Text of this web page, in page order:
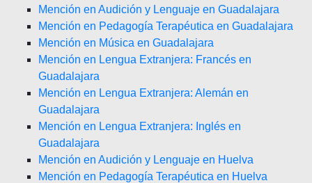
Mención en Audición y Lenguaje en Guadalajara
Mención en Pedagogía Terapéutica en Guadalajara
Mención en Música en Guadalajara
Mención en Lengua Extranjera: Francés en
Guadalajara
Mención en Lengua Extranjera: Alemán en
Guadalajara
Mención en Lengua Extranjera: Inglés en
Guadalajara
Mención en Audición y Lenguaje en Huelva
Mención en Pedagogía Terapéutica en Huelva